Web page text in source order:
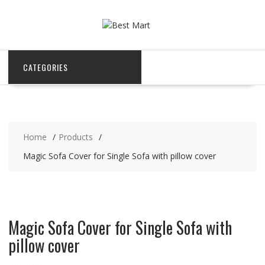
CATEGORIES
Home
Products
Magic Sofa Cover for Single Sofa with pillow cover
Magic Sofa Cover for Single Sofa with
pillow cover